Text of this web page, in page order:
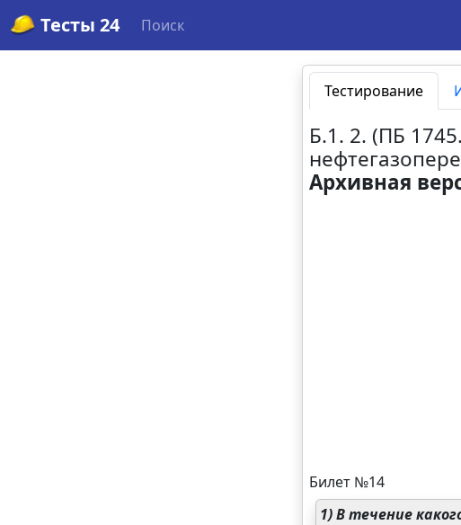
Тесты 24 Поиск
Тестирование
Б.1. 2. (ПБ
Архивная
Билет №14
1)В течение